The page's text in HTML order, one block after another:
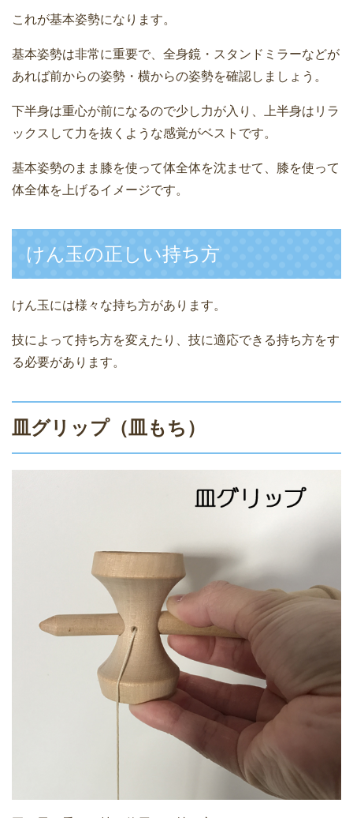
これが基本姿勢になります。
基本姿勢は非常に重要で、全身鏡・スタンドミラーなどが
あれば前からの姿勢・横からの姿勢を確認しましょう。
下半身は重心が前になるので少し力が入り、上半身はリラ
ックスして力を抜くような感覚がベストです。
基本姿勢のまま膝を使って体全体を沈ませて、膝を使って
体全体を上げるイメージです。
けん玉の正しい持ち方
けん玉には様々な持ち方があります。
技によって持ち方を変えたり、技に適応できる持ち方をす
る必要があります。
皿グリップ（皿もち）